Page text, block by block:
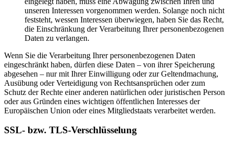
unseren Interessen vorgenommen werden. Solange noch nicht
feststeht, wessen Interessen überwiegen, haben Sie das Recht,
die Einschränkung der Verarbeitung Ihrer personenbezogenen
Daten zu verlangen.
Wenn Sie die Verarbeitung Ihrer personenbezogenen Daten
eingeschränkt haben, dürfen diese Daten – von ihrer Speicherung
abgesehen – nur mit Ihrer Einwilligung oder zur Geltendmachung,
Ausübung oder Verteidigung von Rechtsansprüchen oder zum
Schutz der Rechte einer anderen natürlichen oder juristischen Person
oder aus Gründen eines wichtigen öffentlichen Interesses der
Europäischen Union oder eines Mitgliedstaats verarbeitet werden.
SSL- bzw. TLS-Verschlüsselung